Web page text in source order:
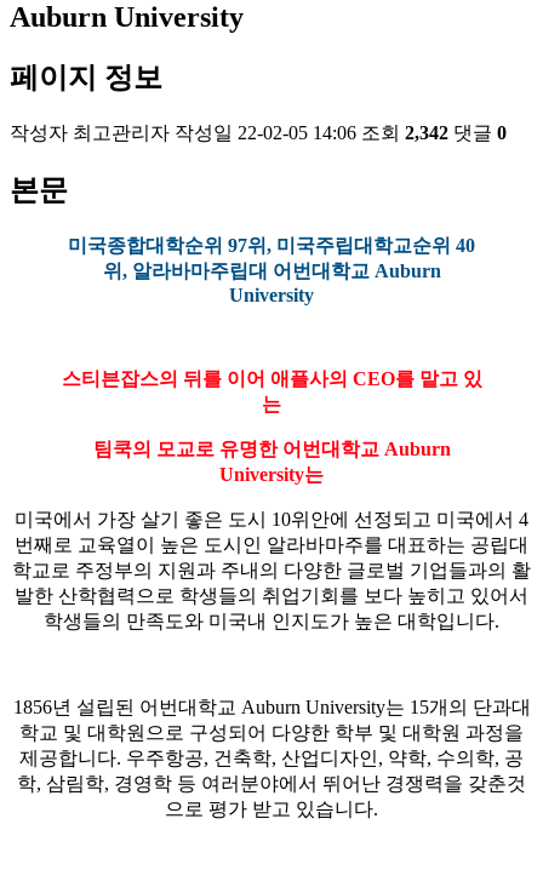
Auburn University
페이지 정보
작성자 최고관리자 작성일 22-02-05 14:06 조회 2,342 댓글 0
본문
미국종합대학순위 97위, 미국주립대학교순위 40
위, 알라바마주립대 어번대학교 Auburn
University
스티븐잡스의 뒤를 이어 애플사의 CEO를 맡고 있
는
팀쿡의 모교로 유명한 어번대학교 Auburn
University는
미국에서 가장 살기 좋은 도시 10위안에 선정되고 미국에서 4
번째로 교육열이 높은 도시인 알라바마주를 대표하는 공립대
학교로 주정부의 지원과 주내의 다양한 글로벌 기업들과의 활
발한 산학협력으로 학생들의 취업기회를 보다 높히고 있어서
학생들의 만족도와 미국내 인지도가 높은 대학입니다.
1856년 설립된 어번대학교 Auburn University는 15개의 단과대
학교 및 대학원으로 구성되어 다양한 학부 및 대학원 과정을
제공합니다. 우주항공, 건축학, 산업디자인, 약학, 수의학, 공
학, 삼림학, 경영학 등 여러분야에서 뛰어난 경쟁력을 갖춘것
으로 평가 받고 있습니다.